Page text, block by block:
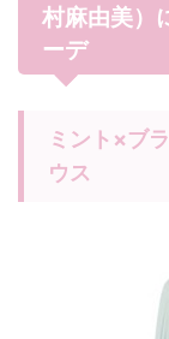
村麻由美）
ーデ
ミント×ブ
ウス